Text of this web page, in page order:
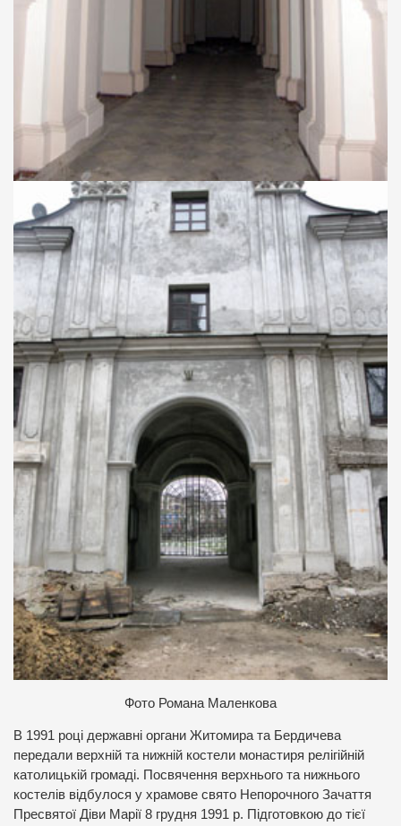
Фото Романа Маленкова
В 1991 році державні органи Житомира та Бердичева
передали верхній та нижній костели монастиря релігійній
католицькій громаді. Посвячення верхнього та нижнього
костелів відбулося у храмове свято Непорочного Зачаття
Пресвятої Діви Марії 8 грудня 1991 р. Підготовкою до тієї